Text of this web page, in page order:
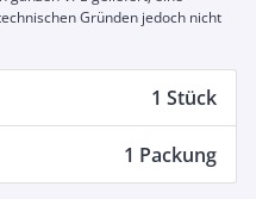
Gründen jedoch nicht
1 Stück
1 Packung